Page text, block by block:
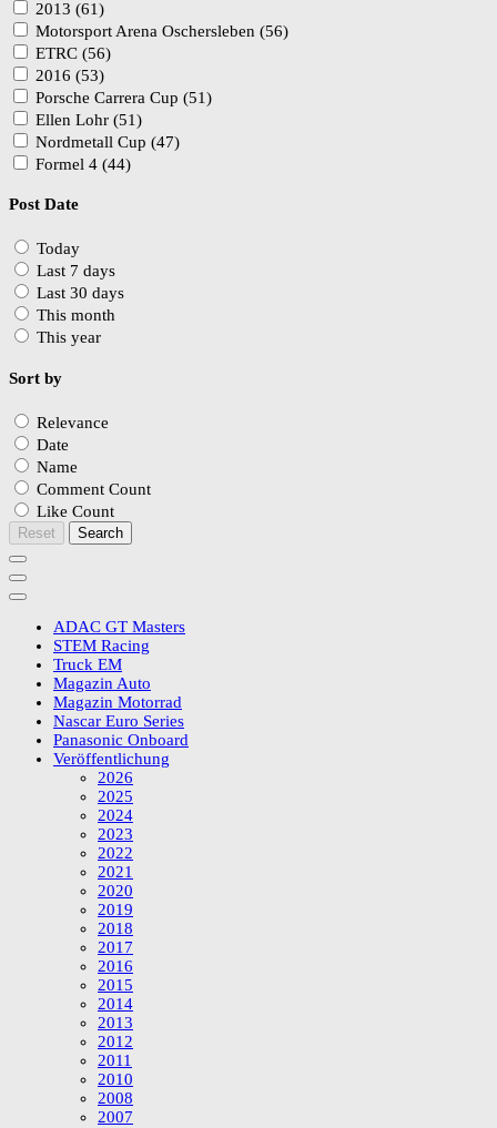
2013 (61)
Motorsport Arena Oschersleben (56)
ETRC (56)
2016 (53)
Porsche Carrera Cup (51)
Ellen Lohr (51)
Nordmetall Cup (47)
Formel 4 (44)
Post Date
Today
Last 7 days
Last 30 days
This month
This year
Sort by
Relevance
Date
Name
Comment Count
Like Count
Reset Search
ADAC GT Masters
STEM Racing
Truck EM
Magazin Auto
Magazin Motorrad
Nascar Euro Series
Panasonic Onboard
Veröffentlichung
2026
2025
2024
2023
2022
2021
2020
2019
2018
2017
2016
2015
2014
2013
2012
2011
2010
2008
2007